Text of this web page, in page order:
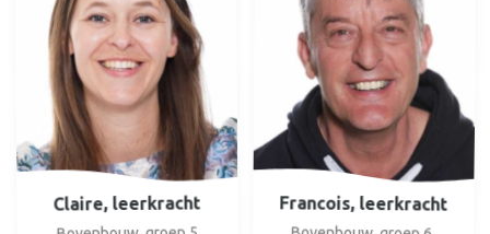
Claire, leerkracht Francois, leerkracht